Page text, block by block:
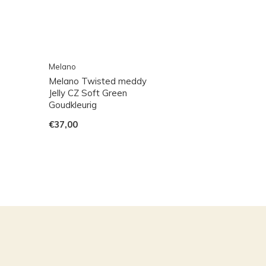
Melano
Melano Twisted meddy
Jelly CZ Soft Green
Goudkleurig
€37,00